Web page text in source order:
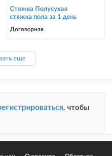
Стяжка Полусухая
стяжка пола за 1 день
Договорная
еще
, чтобы